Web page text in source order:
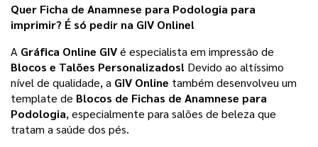
Quer Ficha de Anamnese para Podologia para
imprimir? É só pedir na GIV Online!
A Gráfica Online GIV
Blocos e Talões Personalizados! Devido ao altíssimo
nível de qualidade, a GIV Online também desenvolveu um
template de Blocos de Fichas de Anamnese para
Podologia, especialmente para salões de beleza que
tratam a saúde dos pés.